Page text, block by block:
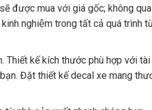
được mua với giá gốc; không
nghiệm trong tất cả quá trình
kế kích thước phù hợp với tài
Đặt thiết kế decal xe mang